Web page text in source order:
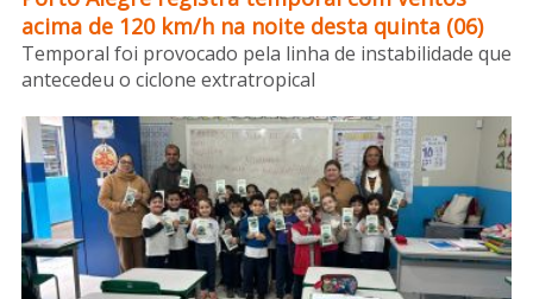
acima de 120 km/h na noite desta quinta (06)
Temporal foi provocado pela linha de instabilidade que
antecedeu o ciclone extratropical